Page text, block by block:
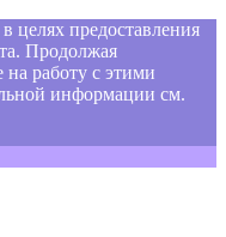
целях предоставления
Продолжая
на работу с этими
информации см.